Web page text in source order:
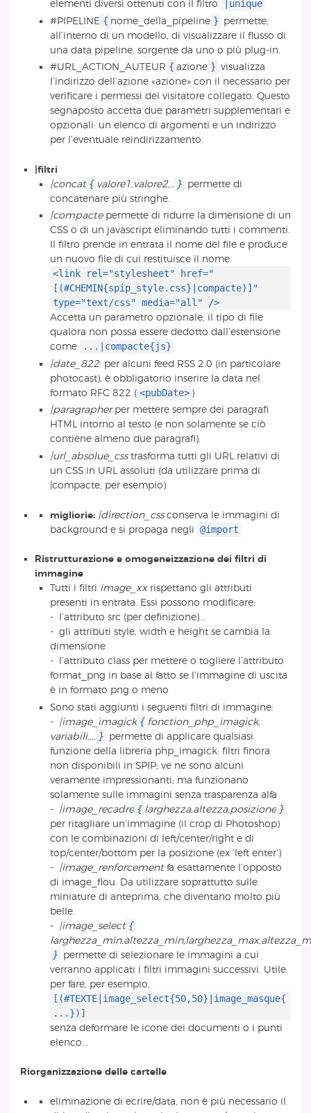
elementi diversi ottenuti con il filtro |unique
#PIPELINE { nome_della_pipeline } permette,
all’interno di un modello, di visualizzare il flusso di
una data pipeline, sorgente da uno o più plug-in.
#URL_ACTION_AUTEUR { azione } visualizza
l’indirizzo dell’azione «azione» con il necessario per
verificare i permessi del visitatore collegato. Questo
segnaposto accetta due parametri supplementari e
opzionali: un elenco di argomenti e un indirizzo
per l’eventuale reindirizzamento.
|filtri
|concat { valore1,valore2,.. } permette di
concatenare più stringhe.
|compactepermette di ridurre la dimensione di un
CSS o di un javascript eliminando tutti i commenti.
Il filtro prende in entrata il nome del file e produce
un nuovo file di cui restituisce il nome
<link rel="stylesheet" href="
[(#CHEMIN{spip_style.css}|compacte)]"
type="text/css" media="all" />
Accetta un parametro opzionale, il tipo di file
qualora non possa essere dedotto dall’estensione
come
...|compacte{js}
|date_822: per alcuni feed RSS 2.0 (in particolare
photocast), è obbligatorio inserire la data nel
formato RFC 822 ( <pubDate> )
|paragrapherper mettere sempre dei paragrafi
HTML intorno al testo (e non solamente se ciò
contiene almeno due paragrafi).
|url_absolue_csstrasforma tutti gli URL relativi di
un CSS in URL assoluti (da utilizzare prima di
|compacte, per esempio)
migliorie: |direction_cssconserva le immagini di
background e si propaga negli @import
Ristrutturazione e omogeneizzazione dei filtri di
immagine
Tutti i filtri image_xxrispettano gli attributi
presenti in entrata. Essi possono modificare:
- l’attributo src (per definizione)...
- gli attributi style, width e height se cambia la
dimensione
- l’attributo class per mettere o togliere l’attributo
format_png in base al fatto se l’immagine di uscita
è in formato png o meno
Sono stati aggiunti i seguenti filtri di immagine:
- |image_imagick { fonction_php_imagick,
variabili,... } permette di applicare qualsiasi
funzione della libreria php_imagick: filtri finora
non disponibili in SPIP; ve ne sono alcuni
veramente impressionanti; ma funzionano
solamente sulle immagini senza trasparenza alfa
- |image_recadre { larghezza,altezza,posizione }
per ritagliare un’immagine (il crop di Photoshop)
con le combinazioni di left/center/right e di
top/center/bottom per la posizione (ex ’left enter’)
- |image_renforcementfa esattamente l’opposto
di image_flou. Da utilizzare soprattutto sulle
miniature di anteprima, che diventano molto più
belle.
- |image_select {
} permette di selezionare le immagini a cui
verranno applicati i filtri immagini successivi. Utile
per fare, per esempio,
[(#TEXTE|image_select{50,50}|image_masque{
...})]
senza deformare le icone dei documenti o i punti
elenco...
Riorganizzazione delle cartelle
eliminazione di ecrire/data, non è più necessario il